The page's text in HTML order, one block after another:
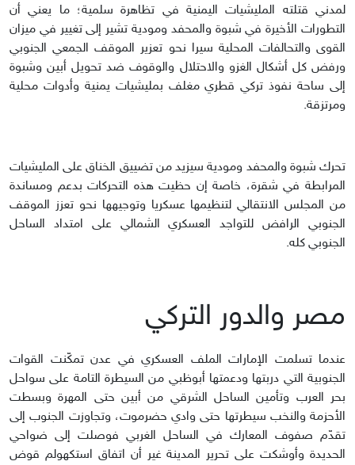
لمدني قتلته المليشيات اليمنية في تظاهرة سلمية؛ ما يعني أن
التطورات الأخيرة في شبوة والمحفد ومودية تشير إلى تغيير في ميزان
القوى والتحالفات المحلية سيرا نحو تعزير الموقف الجمعي الجنوبي
ورفض كل أشكال الغزو والاحتلال والوقوف ضد تحويل أبين وشبوة
إلى ساحة نفوذ تركي قطري مغلف بمليشيات يمنية وأدوات محلية
ومرتزقة.
تحرك شبوة والمحفد ومودية سيزيد من تضييق الخناق على المليشيات
المرابطة في شقرة، خاصة إن حظيت هذه التحركات بدعم ومساندة
من المجلس الانتقالي لتنظيمها عسكريا وتوجيهها نحو تعزز الموقف
الجنوبي الرافض للتواجد العسكري الشمالي على امتداد الساحل
الجنوبي كله.
مصر والدور التركي
عندما تسلمت الإمارات الملف العسكري في عدن تمكّنت القوات
الجنوبية التي دربتها ودعمتها أبوظبي من السيطرة التامة على سواحل
بحر العرب وتأمين الساحل الشرقي من أبين حتى المهرة وبسطت
الأحزمة والنخب سيطرتها حتى وادي حضرموت، وتجاوزت الجنوب إلى
تقدّم صفوف المعارك في الساحل الغربي فوصلت إلى ضواحي
الحديدة وأوشكت على تحرير المدينة غير أن اتفاق استكهولم قوض